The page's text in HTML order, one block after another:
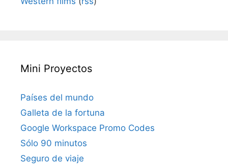
Mini Proyectos
Países del mundo
Galleta de la fortuna
Google Workspace Promo Codes
Sólo 90 minutos
Seguro de viaje